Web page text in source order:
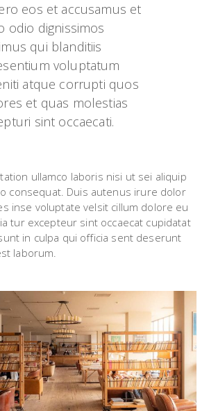
eos et accusamus et
odio dignissimos
qui blanditiis
voluptatum
atque corrupti quos
et quas molestias
sint occaecati.
ullamco laboris nisi ut sei aliquip
consequat. Duis autenus irure dolor
inse voluptate velsit cillum dolore eu
tur excepteur sint occaecat cupidatat
in culpa qui officia sent deserunt
laborum.